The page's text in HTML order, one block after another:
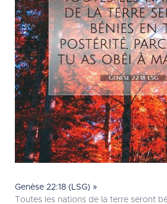
Genèse 22:18 (LSG) »
Toutes les nations de la terre seront